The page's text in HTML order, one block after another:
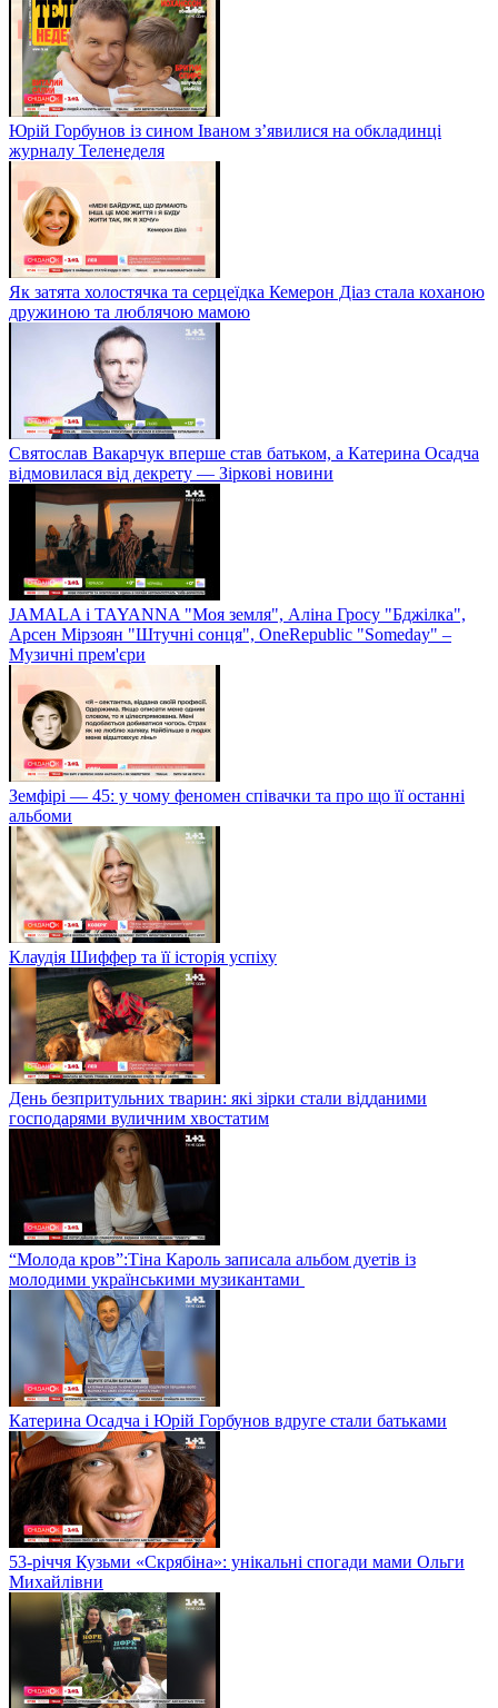
Юрій Горбунов із сином Іваном з’явилися на обкладинці
журналу Теленеделя
Як затята холостячка та серцеїдка Кемерон Діаз стала коханою
дружиною та люблячою мамою
Святослав Вакарчук вперше став батьком, а Катерина Осадча
відмовилася від декрету — Зіркові новини
JAMALA і TAYANNA "Моя земля", Аліна Гросу "Бджілка",
Арсен Мірзоян "Штучні сонця", OneRepublic "Someday" –
Музичні прем'єри
Земфірі — 45: у чому феномен співачки та про що її останні
альбоми
Клаудія Шиффер та її історія успіху
День безпритульних тварин: які зірки стали відданими
господарями вуличним хвостатим
“Молода кров”:Тіна Кароль записала альбом дуетів із
молодими українськими музикантами
Катерина Осадча і Юрій Горбунов вдруге стали батьками
53-річчя Кузьми «Скрябіна»: унікальні спогади мами Ольги
Михайлівни